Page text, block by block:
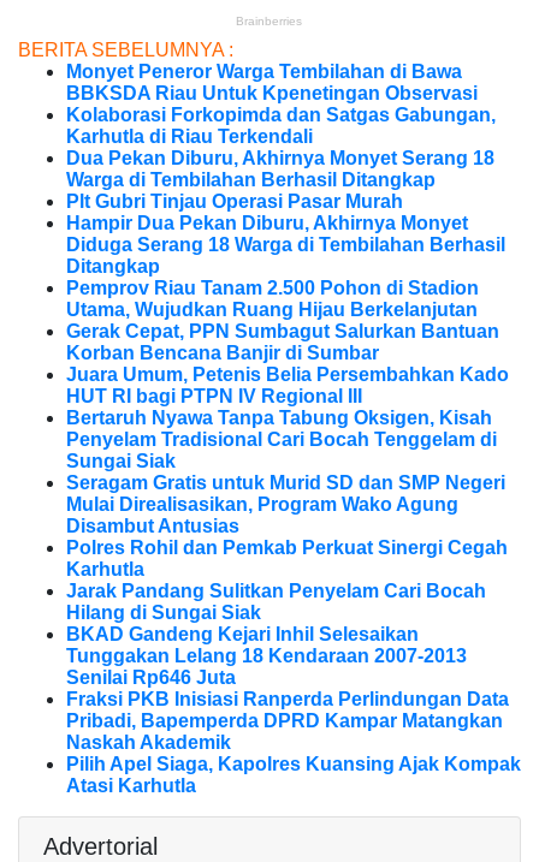
BERITA SEBELUMNYA :
Monyet Peneror Warga Tembilahan di Bawa
BBKSDA Riau Untuk Kpenetingan Observasi
Kolaborasi Forkopimda dan Satgas Gabungan,
Karhutla di Riau Terkendali
Dua Pekan Diburu, Akhirnya Monyet Serang 18
Warga di Tembilahan Berhasil Ditangkap
Plt Gubri Tinjau Operasi Pasar Murah
Hampir Dua Pekan Diburu, Akhirnya Monyet
Diduga Serang 18 Warga di Tembilahan Berhasil
Ditangkap
Pemprov Riau Tanam 2.500 Pohon di Stadion
Utama, Wujudkan Ruang Hijau Berkelanjutan
Gerak Cepat, PPN Sumbagut Salurkan Bantuan
Korban Bencana Banjir di Sumbar
Juara Umum, Petenis Belia Persembahkan Kado
HUT RI bagi PTPN IV Regional III
Bertaruh Nyawa Tanpa Tabung Oksigen, Kisah
Penyelam Tradisional Cari Bocah Tenggelam di
Sungai Siak
Seragam Gratis untuk Murid SD dan SMP Negeri
Mulai Direalisasikan, Program Wako Agung
Disambut Antusias
Polres Rohil dan Pemkab Perkuat Sinergi Cegah
Karhutla
Jarak Pandang Sulitkan Penyelam Cari Bocah
Hilang di Sungai Siak
BKAD Gandeng Kejari Inhil Selesaikan
Tunggakan Lelang 18 Kendaraan 2007-2013
Senilai Rp646 Juta
Fraksi PKB Inisiasi Ranperda Perlindungan Data
Pribadi, Bapemperda DPRD Kampar Matangkan
Naskah Akademik
Pilih Apel Siaga, Kapolres Kuansing Ajak Kompak
Atasi Karhutla
Advertorial